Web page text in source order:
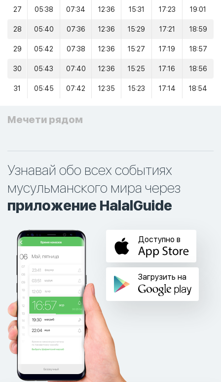
27 05:38 07:34 12:36 15:31 17:23 19:01
28 05:40 07:36 12:36 15:29 17:21 18:59
29 05:42 07:38 12:36 15:27 17:19 18:57
30 05:43 07:40 12:36 15:25 17:16 18:56
31 05:45 07:42 12:35 15:23 17:14 18:54
Мечети рядом
Узнавай обо всех событиях
мусульманского мира через
приложение HalalGuide
Доступно в
Загрузить на